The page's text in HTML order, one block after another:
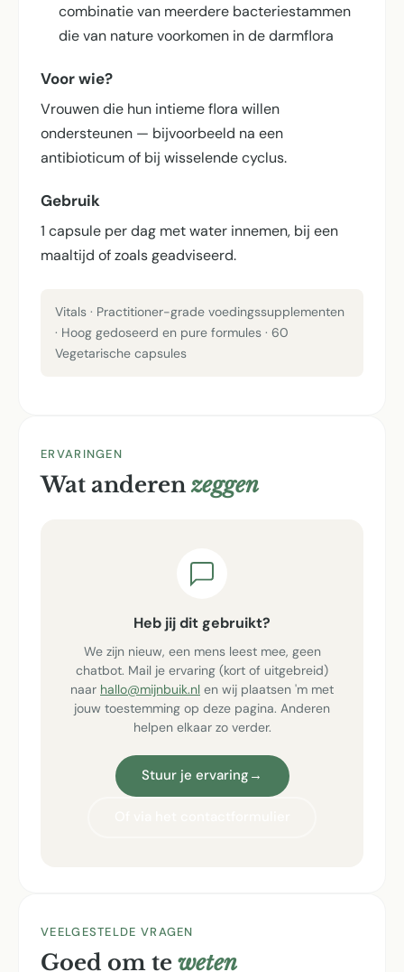
combinatie van meerdere bacteriestammen
die van nature voorkomen in de darmflora
Voor wie?
Vrouwen die hun intieme flora willen
ondersteunen — bijvoorbeeld na een
antibioticum of bij wisselende cyclus.
Gebruik
1 capsule per dag met water innemen, bij een
maaltijd of zoals geadviseerd.
Vitals · Practitioner-grade voedingssupplementen
· Hoog gedoseerd en pure formules · 60
Vegetarische capsules
ERVARINGEN
Wat anderenzeggen
Heb jij dit gebruikt?
We zijn nieuw, een mens leest mee, geen
chatbot. Mail je ervaring (kort of uitgebreid)
naar hallo@mijnbuik.nl en wij plaatsen 'm met
jouw toestemming op deze pagina. Anderen
helpen elkaar zo verder.
Stuur je ervaring →
VEELGESTELDE VRAGEN
Goed om te weten